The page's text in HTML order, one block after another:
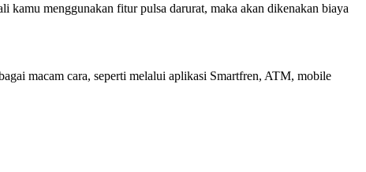
kamu menggunakan fitur pulsa darurat, maka akan dikenakan biaya
macam cara, seperti melalui aplikasi Smartfren, ATM, mobile